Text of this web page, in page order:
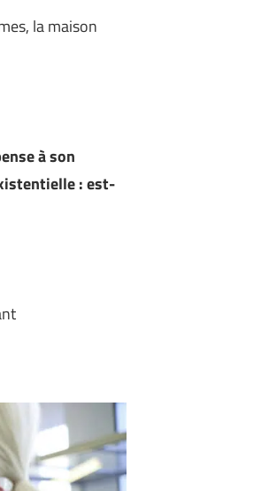
la maison
à son
: est-